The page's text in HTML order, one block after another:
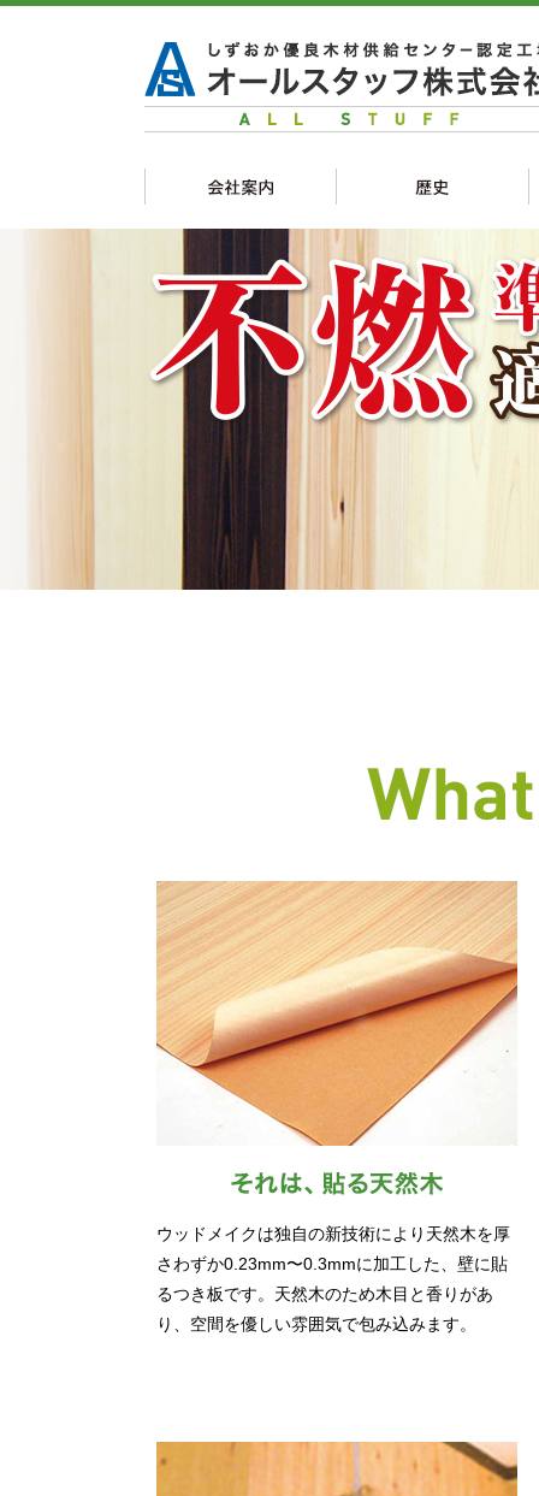
ウッドメイクは独自の新技術により天然木を厚
さわずか0.23mm〜0.3mmに加工した、壁に貼
るつき板です。天然木のため木目と香りがあ
り、空間を優しい雰囲気で包み込みます。